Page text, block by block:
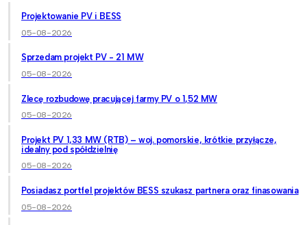
Projektowanie PV i BESS
05-08-2026
Sprzedam projekt PV - 21 MW
05-08-2026
Zlecę rozbudowę pracującej farmy PV o 1,52 MW
05-08-2026
Projekt PV 1,33 MW (RTB) – woj. pomorskie, krótkie przyłącze,
idealny pod spółdzielnię
05-08-2026
Posiadasz portfel projektów BESS szukasz partnera oraz finasowania
05-08-2026